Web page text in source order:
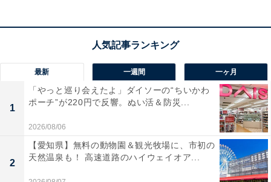
最新 一週間 一ヶ月
1
「やっと巡り会えたよ」ダイソーの“ちいかわ
ポーチ”が220円で反響。ぬい活＆防災...
2026/08/06
2
【愛知県】無料の動物園＆観光牧場に、市初の
天然温泉も！ 高速道路のハイウェイオア...